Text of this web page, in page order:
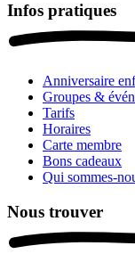
Infos pratiques
Anniversaire
Groupes &
Tarifs
Horaires
Carte membre
Bons cadeaux
Qui sommes-
Nous trouver